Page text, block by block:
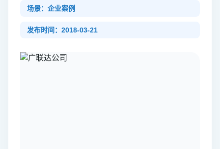
场景：企业案例
发布时间：2018-03-21